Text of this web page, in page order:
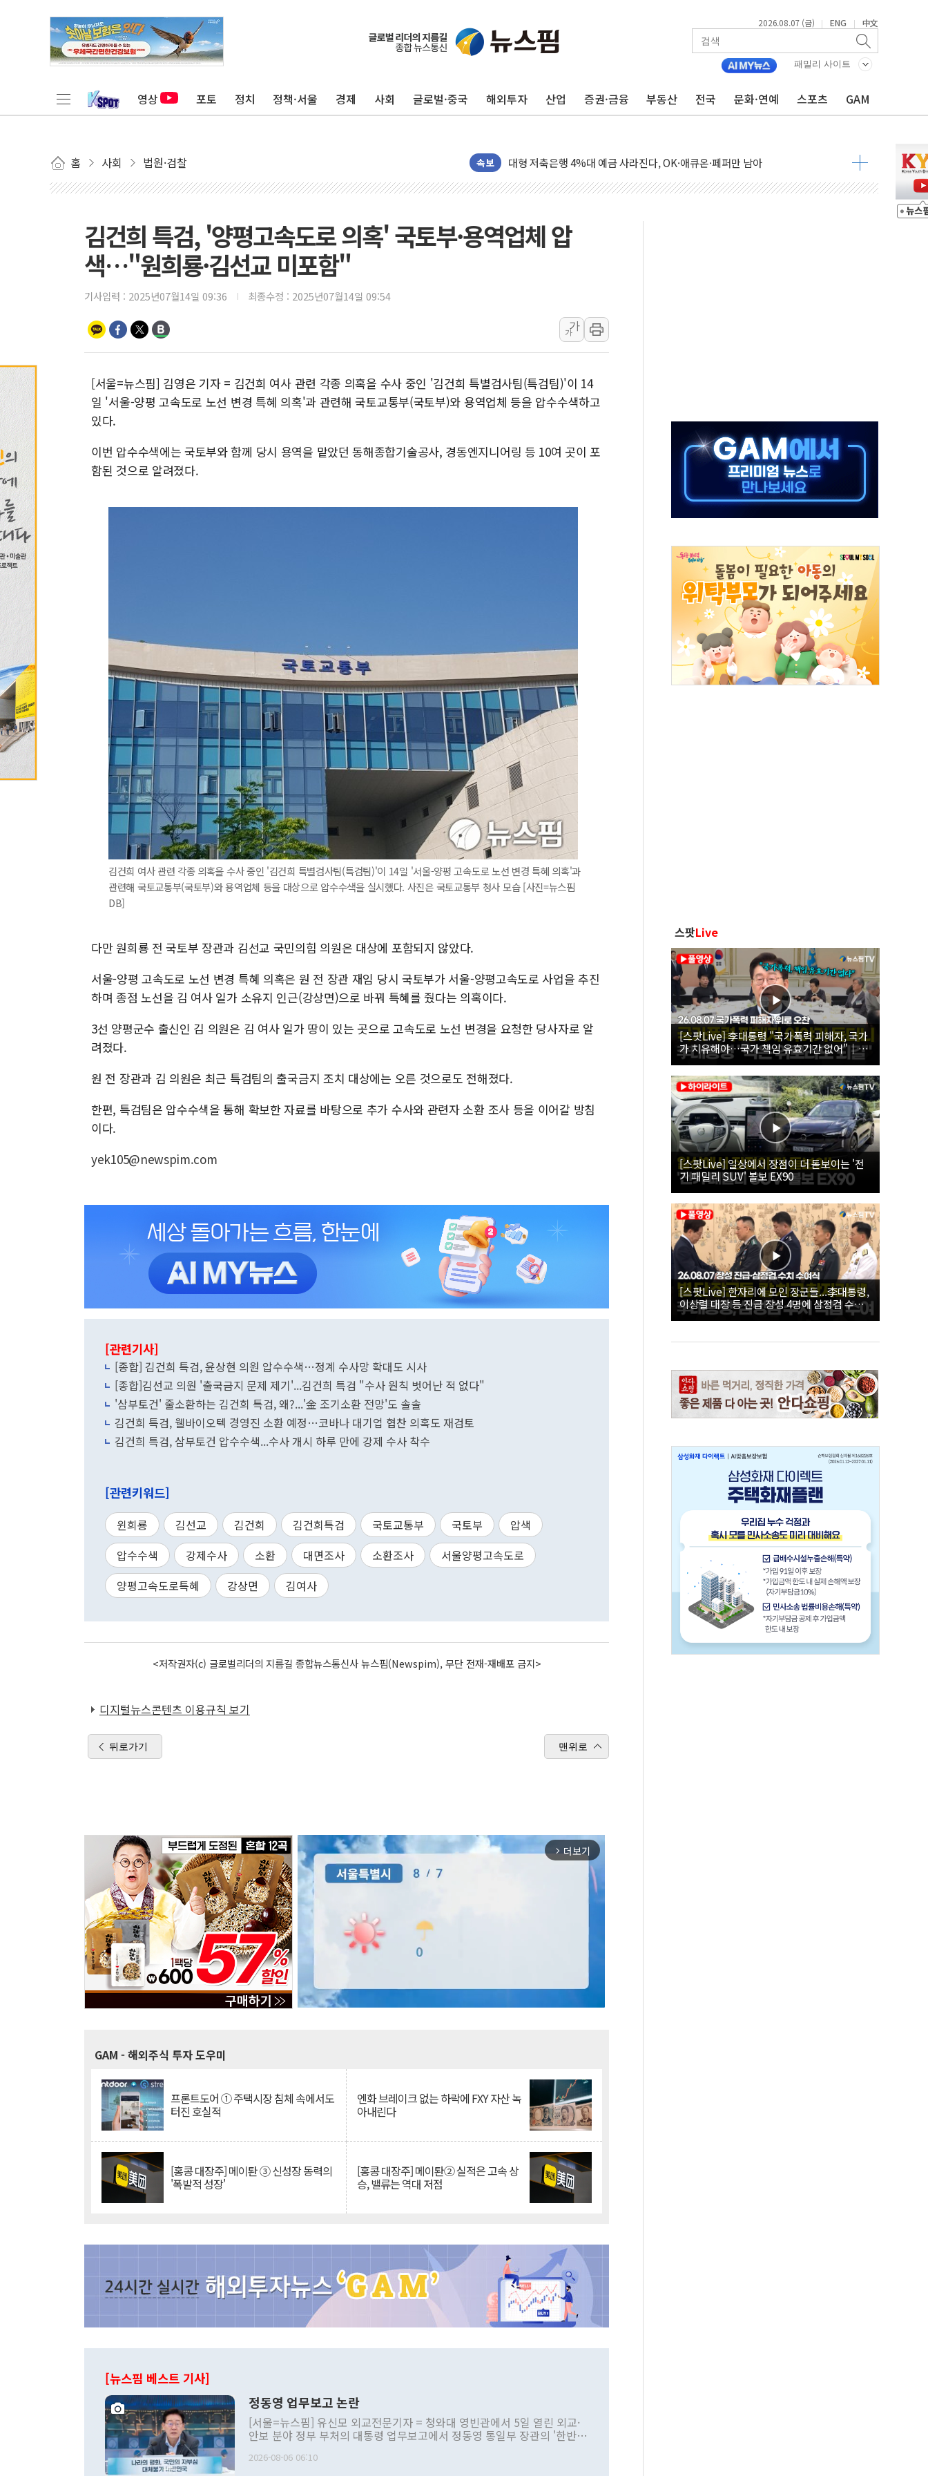
2026.08.07 (금) | ENG | 中文
패밀리 사이트
영상 포토 정치 정책·서울 경제 사회 글로벌·중국 해외투자 산업 증권·금융 부동산 전국 문화·연예 스포츠 GAM
홈 사회 법원·검찰 속보
野 의원 42명, '사관학교 통합' 규탄 결의안 발의…이준석·한동훈 동참
IPARK현대산업개발, 노원구 어르신에 삼계탕 배식 봉사
현대해상, 유튜브 양육 콘텐츠 '소셜아이어워드' 대상 수상
[컨콜] 롯데케미칼, "LPG 투입 비중 37%…하반기 확대 추진"
서울 노원 40.2도…8년 만에 서울서 40도 넘어
한전, 한전기술지주 출범…에너지 유니콘기업 본격 육성
[중국증시 마감] CPO∙PCB∙CRO가 이끈 '기술주 상승장'
[ETF 시황] 2차전지 ETF 급등, SK하이닉스 레버리지는 급락
코웨이, 2분기 영업익 2532억…신제품 효과에 실적 호조
[마감시황] 코스피, 7주 연속 하락…외국인 매도에 6258.77
[컨콜] 롯데케미칼, "하반기 기초화학 가격 강세 완화"
안동 송천동 양봉장 화재 야산으로 확산...헬기 3대 투입 진화 중
김건희 특검, '양평고속도로 의혹' 국토부·용역업체 압
색…"원희룡·김선교 미포함"
기사입력 : 2025년07월14일 09:36 최종수정 : 2025년07월14일 09:54
가
가
[서울=뉴스핌] 김영은 기자 = 김건희 여사 관련 각종 의혹을 수사 중인 '김건희 특별검사팀(특검팀)'이 14
일 '서울-양평 고속도로 노선 변경 특혜 의혹'과 관련해 국토교통부(국토부)와 용역업체 등을 압수수색하고
있다.
이번 압수수색에는 국토부와 함께 당시 용역을 맡았던 동해종합기술공사, 경동엔지니어링 등 10여 곳이 포
함된 것으로 알려졌다.
김건희 여사 관련 각종 의혹을 수사 중인 '김건희 특별검사팀(특검팀)'이 14일 '서울-양평 고속도로 노선 변경 특혜 의혹'과
관련해 국토교통부(국토부)와 용역업체 등을 대상으로 압수수색을 실시했다. 사진은 국토교통부 청사 모습 [사진=뉴스핌
DB]
다만 원희룡 전 국토부 장관과 김선교 국민의힘 의원은 대상에 포함되지 않았다.
서울-양평 고속도로 노선 변경 특혜 의혹은 원 전 장관 재임 당시 국토부가 서울-양평고속도로 사업을 추진
하며 종점 노선을 김 여사 일가 소유지 인근(강상면)으로 바꿔 특혜를 줬다는 의혹이다.
3선 양평군수 출신인 김 의원은 김 여사 일가 땅이 있는 곳으로 고속도로 노선 변경을 요청한 당사자로 알
려졌다.
원 전 장관과 김 의원은 최근 특검팀의 출국금지 조치 대상에는 오른 것으로도 전해졌다.
한편, 특검팀은 압수수색을 통해 확보한 자료를 바탕으로 추가 수사와 관련자 소환 조사 등을 이어갈 방침
이다.
yek105@newspim.com
[관련기사]
[종합] 김건희 특검, 윤상현 의원 압수수색…정계 수사망 확대도 시사
[종합]김선교 의원 '출국금지 문제 제기'...김건희 특검 "수사 원칙 벗어난 적 없다"
'삼부토건' 줄소환하는 김건희 특검, 왜?...'金 조기소환 전망'도 솔솔
김건희 특검, 웰바이오텍 경영진 소환 예정…코바나 대기업 협찬 의혹도 재검토
김건희 특검, 삼부토건 압수수색...수사 개시 하루 만에 강제 수사 착수
[관련키워드]
윈희룡 김선교 김건희 김건희특검 국토교통부 국토부
압색
압수수색
강제수사 소환 대면조사 소환조사
서울양평고속도로
양평고속도로특혜
강상면 김여사
<저작권자(c) 글로벌리더의 지름길 종합뉴스통신사 뉴스핌(Newspim), 무단 전재-재배포 금지>
디지털뉴스콘텐츠 이용규칙 보기
뒤로가기 맨위로
arrow_forward_ios 더보기
GAM - 해외주식 투자 도우미
프론트도어 ① 주택시장 침체 속에서도
터진 호실적
엔화 브레이크 없는 하락에 FXY 자산 녹
아내린다
[홍콩 대장주] 메이퇀 ③ 신성장 동력의
'폭발적 성장'
[홍콩 대장주] 메이퇀② 실적은 고속 상
승, 밸류는 역대 저점
[뉴스핌 베스트 기사]
정동영 업무보고 논란
[서울=뉴스핌] 유신모 외교전문기자 = 청와대 영빈관에서 5일 열린 외교·
안보 분야 정부 부처의 대통령 업무보고에서 정동영 통일부 장관의 '한반도
발언 중에는 정부 내 조율을 거치지 않은 사안을 정책으로 추진하겠다고 공
2026-08-06 06:10
스팟Live
[스팟Live] 李대통령 "국가폭력 피해자, 국가
가 치유해야…국가 책임 유효기간 없어"｜
26.08.07 국가폭력 피해자 위로 오찬
[스팟Live] 일상에서 장점이 더 돋보이는 '전
기 패밀리 SUV' 볼보 EX90
[스팟Live] 한자리에 모인 장군들...李대통령,
이상렬 대장 등 진급 장성 4명에 삼정검 수치
직접 수여｜26.08.07 장성 진급·삼정검 수치